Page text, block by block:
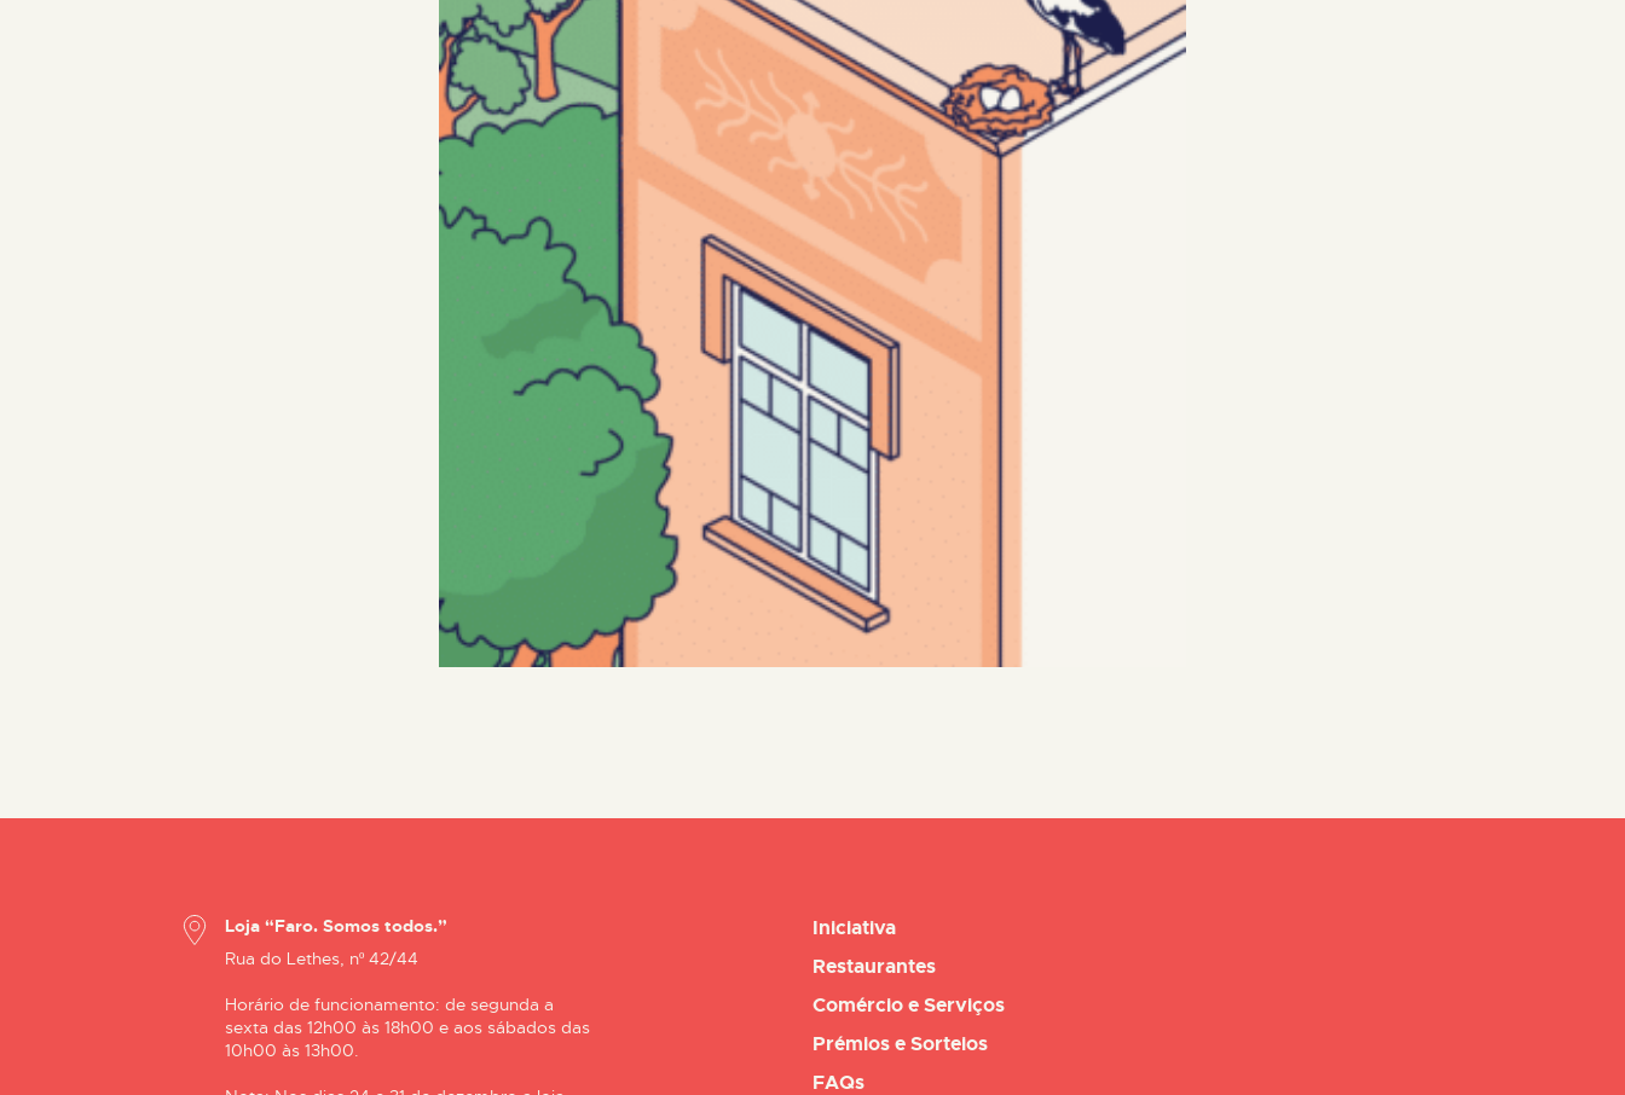
Loja “Faro. Somos todos.”
Rua do Lethes, nº 42/44
Horário de funcionamento: de segunda a
sexta das 12h00 às 18h00 e aos sábados das
10h00 às 13h00.
Iniciativa
Restaurantes
Comércio e Serviços
Prémios e Sorteios
FAQs